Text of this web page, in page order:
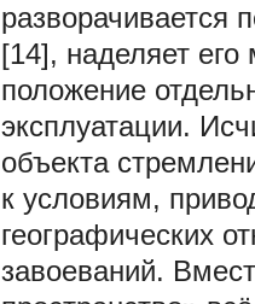
разворачивается
[14], наделяет
положение
эксплуатации.
объекта
к условиям,
географических
завоеваний.